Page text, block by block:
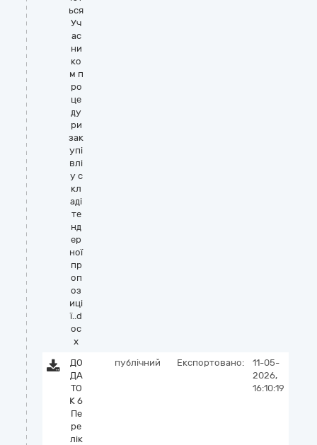
ься
Уч
ас
ни
ко
м п
ро
це
ду
ри
зак
упі
влі
у с
кл
аді
те
нд
ер
ної
пр
оп
оз
иці
ї..d
oc
x
ДО
ДА
ТО
К 6
Пе
ре
лік
публічний Експортовано:
11-05-
2026,
16:10:19